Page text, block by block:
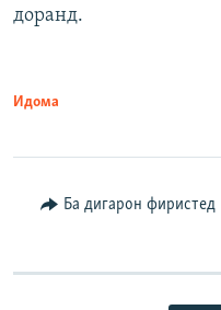
доранд.
Идома
Ба дигарон фиристед